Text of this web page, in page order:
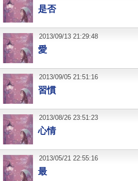
是否
愛
2013/09/13 21:29:48
習慣
2013/09/05 21:51:16
心情
2013/08/26 23:51:23
最
2013/05/21 22:55:16